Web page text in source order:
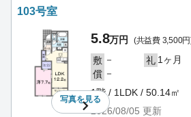
103号室
写真を見る
5.8万円 (共益費 3,500
敷 － 礼 1ヶ月
償 －
1階 / 1LDK / 50.14㎡
2026/08/05 更新